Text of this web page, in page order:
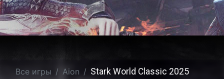
Stark World Classic
Все игры Aion Stark World Classic 2025